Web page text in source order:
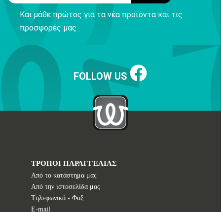
Και μάθε πρώτος για τα νέα προϊόντα και τις
προσφορές μας
FOLLOW US
ΤΡΟΠΟΙ ΠΑΡΑΓΓΕΛΙΑΣ
Από το κατάστημα μας
Από την ιστοσελίδα μας
Tηλεφωνικά - Φαξ
E-mail